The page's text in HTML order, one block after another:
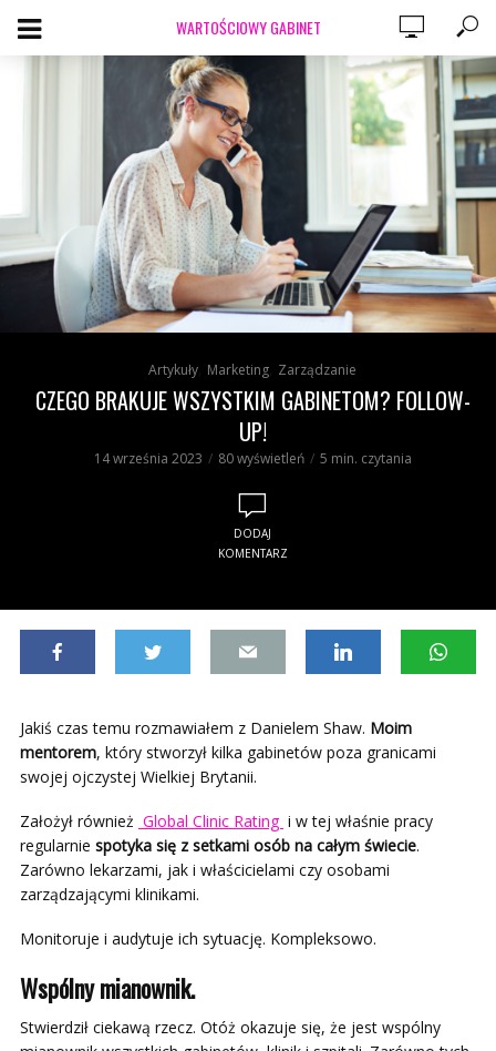
WARTOŚCIOWY GABINET
Artykuły Marketing Zarządzanie
CZEGO BRAKUJE WSZYSTKIM GABINETOM? FOLLOW-
UP!
14 września 2023 80 wyświetleń 5 min. czytania
DODAJ
KOMENTARZ
Jakiś czas temu rozmawiałem z Danielem Shaw. Moim
mentorem, który stworzył kilka gabinetów poza granicami
swojej ojczystej Wielkiej Brytanii.
Założył również Global Clinic Rating i w tej właśnie pracy
regularnie spotyka się z setkami osób na całym świecie.
Zarówno lekarzami, jak i właścicielami czy osobami
zarządzającymi klinikami.
Monitoruje i audytuje ich sytuację. Kompleksowo.
Wspólny mianownik.
Stwierdził ciekawą rzecz. Otóż okazuje się, że jest wspólny